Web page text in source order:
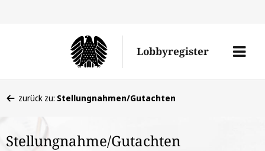
Lobbyregister
Menü
befinden
hier:
zurück zu: Stellungnahmen/Gutachten
Stellungnahme/Gutachten